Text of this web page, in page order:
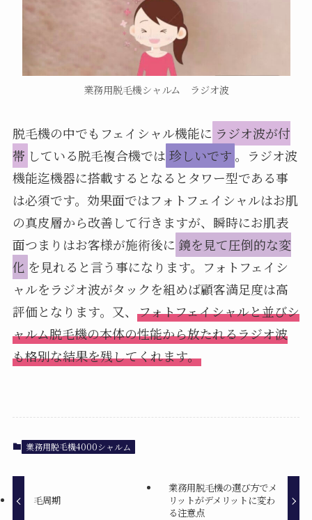
業務用脱毛機シャルム ラジオ波
脱毛機の中でもフェイシャル機能に ラジオ波が付
帯 している脱毛複合機では 珍しいです 。ラジオ波
機能迄機器に搭載するとなるとタワー型である事
は必須です。効果面ではフォトフェイシャルはお肌
の真皮層から改善して行きますが、瞬時にお肌表
面つまりはお客様が施術後に 鏡を見て圧倒的な変
化 を見れると言う事になります。フォトフェイシ
ャルをラジオ波がタックを組めば顧客満足度は高
評価となります。又、 フォトフェイシャルと並びシ
ャルム脱毛機の本体の性能から放たれるラジオ波
も格別な結果を残してくれます。
業務用脱毛機4000シャルム
毛周期
業務用脱毛機の選び方でメ
リットがデメリットに変わ
る注意点